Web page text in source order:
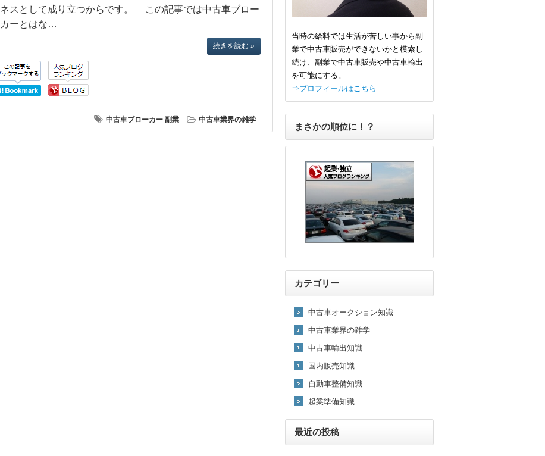
ネスとして成り立つからです。 この記事では中古車ブロー
カーとはな…
続きを読む »
中古車ブローカー 副業 中古車業界の雑学
当時の給料では生活が苦しい事から副
業で中古車販売ができないかと模索し
続け、副業で中古車販売や中古車輸出
を可能にする。
⇒プロフィールはこちら
まさかの順位に！？
カテゴリー
中古車オークション知識
中古車業界の雑学
中古車輸出知識
国内販売知識
自動車整備知識
起業準備知識
最近の投稿